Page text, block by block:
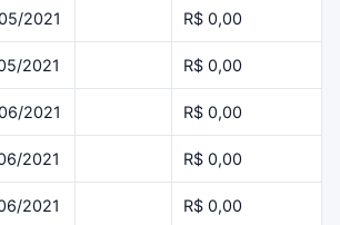
2021 R$ 0,00
2021 R$ 0,00
2021 R$ 0,00
2021 R$ 0,00
2021 R$ 0,00